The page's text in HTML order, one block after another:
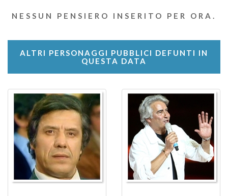
NESSUN PENSIERO INSERITO PER ORA.
ALTRI PERSONAGGI PUBBLICI DEFUNTI IN
QUESTA DATA